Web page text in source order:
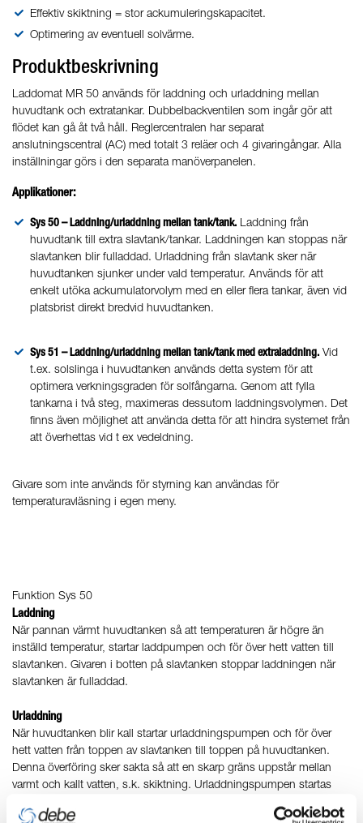
Effektiv skiktning = stor ackumuleringskapacitet.
Optimering av eventuell solvärme.
Produktbeskrivning
Laddomat MR 50 används för laddning och urladdning mellan
huvudtank och extratankar. Dubbelbackventilen som ingår gör att
flödet kan gå åt två håll. Reglercentralen har separat
anslutningscentral (AC) med totalt 3 reläer och 4 givaringångar. Alla
inställningar görs i den separata manöverpanelen.
Applikationer:
Sys 50 – Laddning/urladdning mellan tank/tank. Laddning från
huvudtank till extra slavtank/tankar. Laddningen kan stoppas när
slavtanken blir fulladdad. Urladdning från slavtank sker när
huvudtanken sjunker under vald temperatur. Används för att
enkelt utöka ackumulatorvolym med en eller flera tankar, även vid
platsbrist direkt bredvid huvudtanken.
Sys 51 – Laddning/urladdning mellan tank/tank med extraladdning. Vid
t.ex. solslinga i huvudtanken används detta system för att
optimera verkningsgraden för solfångarna. Genom att fylla
tankarna i två steg, maximeras dessutom laddningsvolymen. Det
finns även möjlighet att använda detta för att hindra systemet från
att överhettas vid t ex vedeldning.
Givare som inte används för styrning kan användas för
temperaturavläsning i egen meny.
Funktion Sys 50
Laddning
När pannan värmt huvudtanken så att temperaturen är högre än
inställd temperatur, startar laddpumpen och för över hett vatten till
slavtanken. Givaren i botten på slavtanken stoppar laddningen när
slavtanken är fulladdad.
Urladdning
När huvudtanken blir kall startar urladdningspumpen och för över
hett vatten från toppen av slavtanken till toppen på huvudtanken.
Denna överföring sker sakta så att en skarp gräns uppstår mellan
varmt och kallt vatten, s.k. skiktning. Urladdningspumpen startas
huvudtanken. Urladdningen kan bara startas om slavtanken är